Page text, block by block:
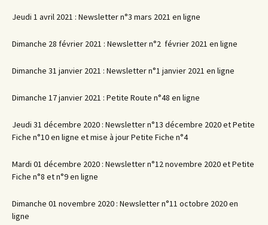
Jeudi 1 avril 2021 : Newsletter n°3 mars 2021 en ligne
Dimanche 28 février 2021 : Newsletter n°2 février 2021 en ligne
Dimanche 31 janvier 2021 : Newsletter n°1 janvier 2021 en ligne
Dimanche 17 janvier 2021 : Petite Route n°48 en ligne
Jeudi 31 décembre 2020 : Newsletter n°13 décembre 2020 et Petite
Fiche n°10 en ligne et mise à jour Petite Fiche n°4
Mardi 01 décembre 2020 : Newsletter n°12 novembre 2020 et Petite
Fiche n°8 et n°9 en ligne
Dimanche 01 novembre 2020 : Newsletter n°11 octobre 2020 en
ligne